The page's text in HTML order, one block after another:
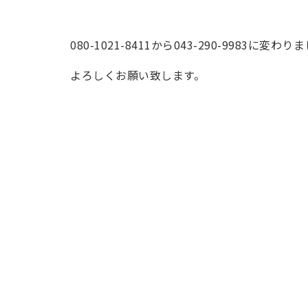
080-1021-8411から043-290-9983に変わりま
よろしくお願い致します。